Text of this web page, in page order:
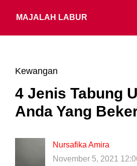
MAJALAH LABUR
Kewangan
4 Jenis Tabung
Anda Yang
Nursafika Amira
November 5, 2021